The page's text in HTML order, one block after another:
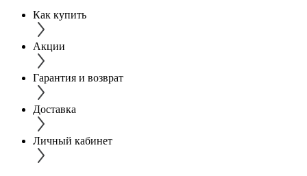
Как купить
Акции
Гарантия и возврат
Доставка
Личный кабинет